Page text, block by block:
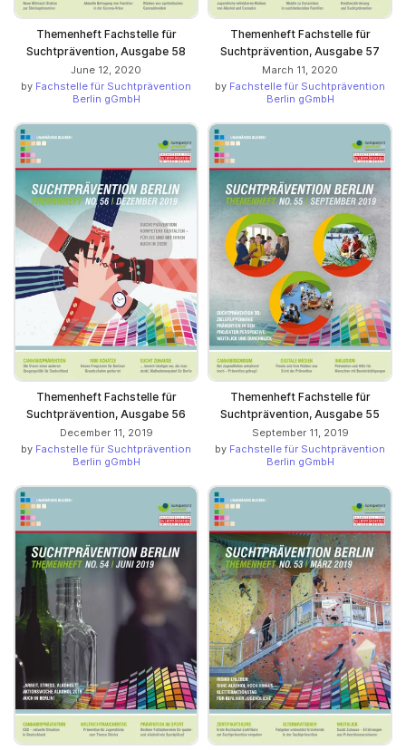
Themenheft Fachstelle für
Suchtprävention, Ausgabe 58
June 12, 2020
by Fachstelle für Suchtprävention
Berlin gGmbH
Themenheft Fachstelle für
Suchtprävention, Ausgabe 57
March 11, 2020
by Fachstelle für Suchtprävention
Berlin gGmbH
Themenheft Fachstelle für
Suchtprävention, Ausgabe 56
December 11, 2019
by Fachstelle für Suchtprävention
Berlin gGmbH
Themenheft Fachstelle für
Suchtprävention, Ausgabe 55
September 11, 2019
by Fachstelle für Suchtprävention
Berlin gGmbH